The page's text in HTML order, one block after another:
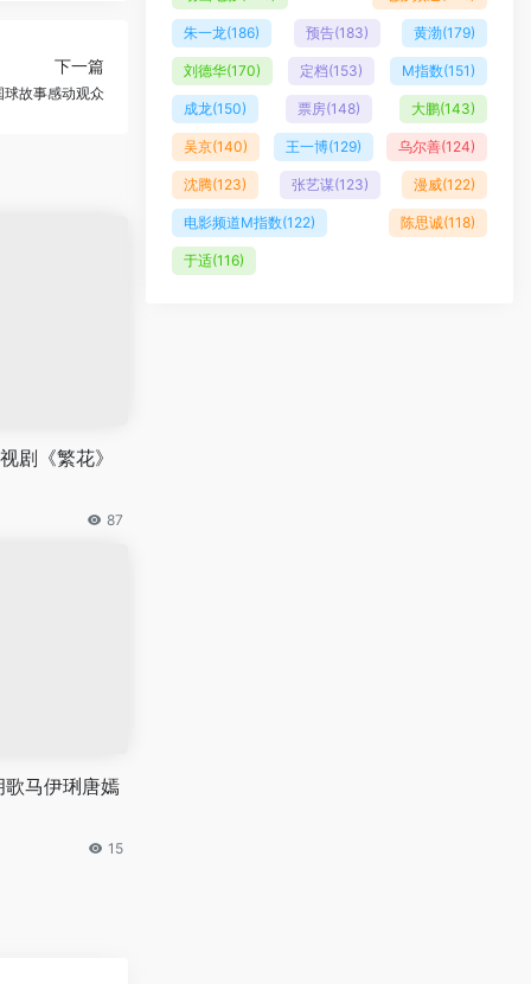
下一篇
球故事感动观众
剧《繁花》
87
马伊琍唐嫣
15
朱一龙(186) 预告(183) 黄渤(179)
刘德华(170) 定档(153) M指数(151)
成龙(150) 票房(148) 大鹏(143)
吴京(140) 王一博(129) 乌尔善(124)
沈腾(123) 张艺谋(123) 漫威(122)
电影频道M指数(122) 陈思诚(118)
于适(116)